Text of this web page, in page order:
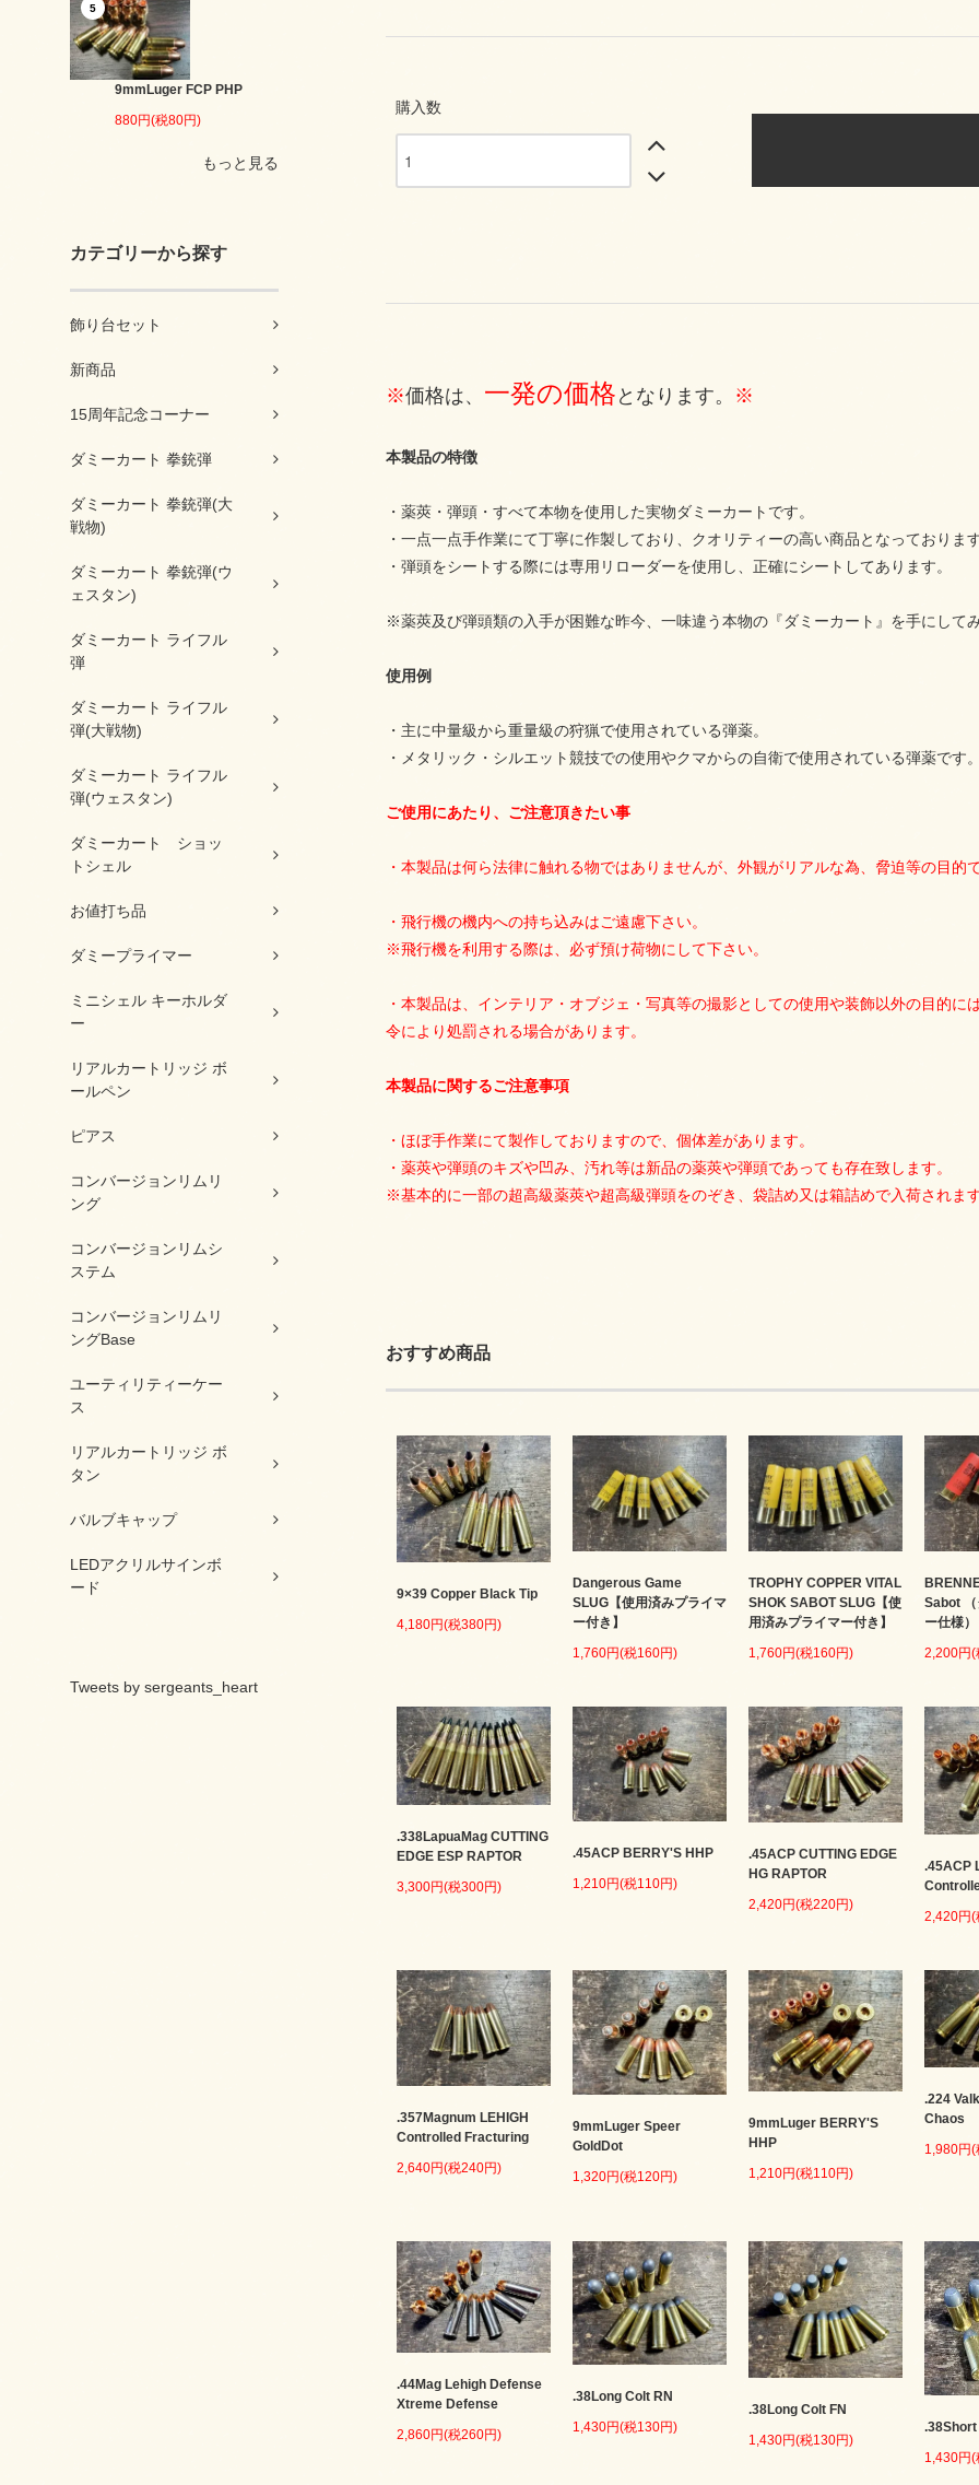
5
9mmLuger FCP PHP
880円(税80円)
もっと見る
カテゴリーから探す
飾り台セット
新商品
15周年記念コーナー
ダミーカート 拳銃弾
ダミーカート 拳銃弾(大
戦物)
ダミーカート 拳銃弾(ウ
ェスタン)
ダミーカート ライフル
弾
ダミーカート ライフル
弾(大戦物)
ダミーカート ライフル
弾(ウェスタン)
ダミーカート ショッ
トシェル
お値打ち品
ダミープライマー
ミニシェル キーホルダ
ー
リアルカートリッジ ボ
ールペン
ピアス
コンバージョンリムリ
ング
コンバージョンリムシ
ステム
コンバージョンリムリ
ングBase
ユーティリティーケー
ス
リアルカートリッジ ボ
タン
バルブキャップ
LEDアクリルサインボ
ード
Tweets by sergeants_heart
購入数
※価格は、 一発の価格 となります。 ※
本製品の特徴
・薬莢・弾頭・すべて本物を使用した実物ダミーカートです。
・一点一点手作業にて丁寧に作製しており、クオリティーの高い商品となっておりま
・弾頭をシートする際には専用リローダーを使用し、正確にシートしてあります。
※薬莢及び弾頭類の入手が困難な昨今、一味違う本物の『ダミーカート』を手にして
使用例
・主に中量級から重量級の狩猟で使用されている弾薬。
・メタリック・シルエット競技での使用やクマからの自衛で使用されている弾薬です
ご使用にあたり、ご注意頂きたい事
・本製品は何ら法律に触れる物ではありませんが、外観がリアルな為、脅迫等の目的
・飛行機の機内への持ち込みはご遠慮下さい。
※飛行機を利用する際は、必ず預け荷物にして下さい。
・本製品は、インテリア・オブジェ・写真等の撮影としての使用や装飾以外の目的
令により処罰される場合があります。
本製品に関するご注意事項
・ほぼ手作業にて製作しておりますので、個体差があります。
・薬莢や弾頭のキズや凹み、汚れ等は新品の薬莢や弾頭であっても存在致します。
※基本的に一部の超高級薬莢や超高級弾頭をのぞき、袋詰め又は箱詰めで入荷されま
おすすめ商品
9×39 Copper Black Tip
4,180円(税380円)
Dangerous Game
SLUG【使用済みプライマ
ー付き】
1,760円(税160円)
TROPHY COPPER VITAL
SHOK SABOT SLUG【使
用済みプライマー付き】
1,760円(税160円)
Sabot
ー仕様）
2,200円(
.338LapuaMag CUTTING
EDGE ESP RAPTOR
3,300円(税300円)
.45ACP BERRY'S HHP
1,210円(税110円)
.45ACP CUTTING EDGE
HG RAPTOR
2,420円(税220円)
.45ACP
2,420円(
.357Magnum LEHIGH
Controlled Fracturing
2,640円(税240円)
9mmLuger Speer
GoldDot
1,320円(税120円)
9mmLuger BERRY'S
HHP
1,210円(税110円)
.224
Chaos
1,980円
.44Mag Lehigh Defense
Xtreme Defense
2,860円(税260円)
.38Long Colt RN
1,430円(税130円)
.38Long Colt FN
1,430円(税130円)
1,430円